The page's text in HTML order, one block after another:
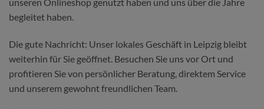
begleitet haben.
Die gute Nachricht: Unser lokales Geschäft in Leipzig bleibt
weiterhin für Sie geöffnet. Besuchen Sie uns vor Ort und
profitieren Sie von persönlicher Beratung, direktem Service
und unserem gewohnt freundlichen Team.